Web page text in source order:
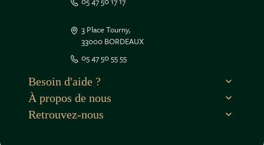
que le contenu de ce site vous intéresse
mais on aimerait bien vous accompagner
par la suite, cliquez sur le lien
situé dans le pied de page.
3 Place Tourny,
33000 BORDEAUX
05 47 50 55 55
Besoin d'aide ?
À propos de nous
Retrouvez-nous